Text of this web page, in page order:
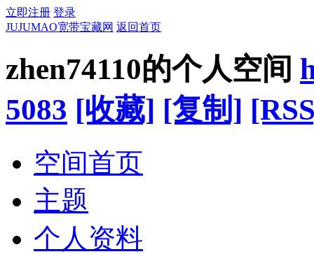
立即注册 登录
JUJUMAO宽带宝藏网 返回首页
zhen74110的个人空间
5083 [收藏] [复制]
空间首页
主题
个人资料